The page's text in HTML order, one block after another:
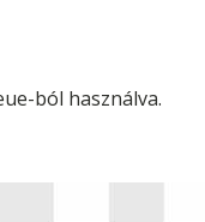
ból használva.